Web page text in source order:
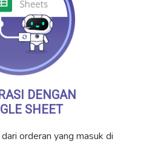
DENGAN
SHEET
orderan yang masuk di